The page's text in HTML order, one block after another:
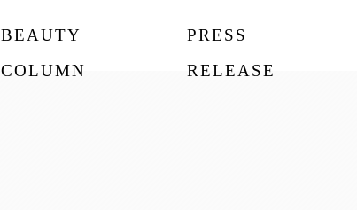
BEAUTY
COLUMN
PRESS
RELEASE